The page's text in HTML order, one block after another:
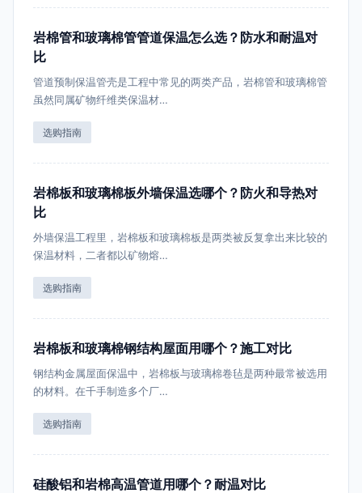
岩棉管和玻璃棉管管道保温怎么选？防水和耐温对
比
管道预制保温管壳是工程中常见的两类产品，岩棉管和玻璃棉管
虽然同属矿物纤维类保温材…
选购指南
岩棉板和玻璃棉板外墙保温选哪个？防火和导热对
比
外墙保温工程里，岩棉板和玻璃棉板是两类被反复拿出来比较的
保温材料，二者都以矿物熔…
选购指南
岩棉板和玻璃棉钢结构屋面用哪个？施工对比
钢结构金属屋面保温中，岩棉板与玻璃棉卷毡是两种最常被选用
的材料。在千手制造多个厂…
选购指南
硅酸铝和岩棉高温管道用哪个？耐温对比